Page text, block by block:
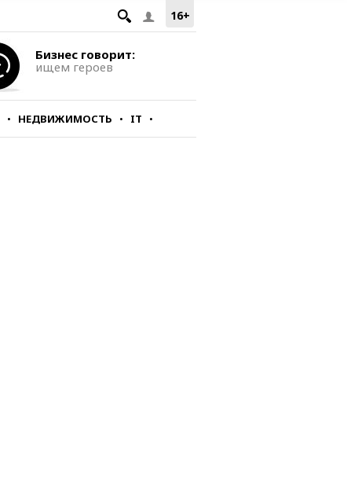
16+
Бизнес говорит:
ищем героев
НЕДВИЖИМОСТЬ IT